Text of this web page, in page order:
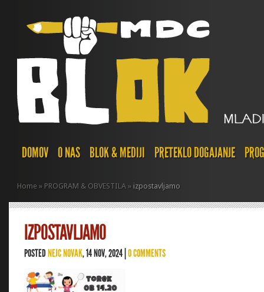
DOMOV O NAS BLOK & MEDIJI PRETEKLO DOGAJANJE
Home » PROGRAM & OBVESTILA » izpostavljamo
IZPOSTAVLJAMO
POSTEDNEJC NOVAK, 14 NOV, 2024 |0 COMMENTS